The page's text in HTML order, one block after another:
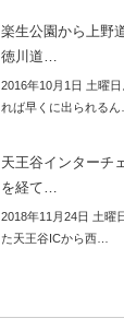
楽生公園から上野
徳川道…
2016年10月1日 土曜
れば早くに出られるん
天王谷インターチ
を経て…
2018年11月24日 土曜
た天王谷ICから西…